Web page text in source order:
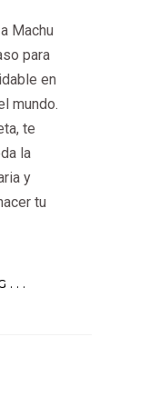
Machu
para
en
mundo.
te
la
y
tu